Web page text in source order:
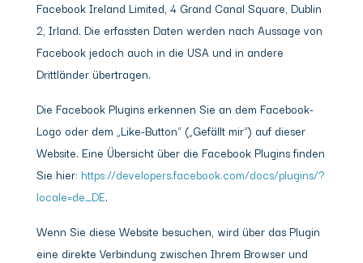
Facebook Ireland Limited, 4 Grand Canal Square, Dublin
2, Irland. Die erfassten Daten werden nach Aussage von
Facebook jedoch auch in die USA und in andere
Drittländer übertragen.
Die Facebook Plugins erkennen Sie an dem Facebook-
Logo oder dem „Like-Button“ („Gefällt mir“) auf dieser
Website. Eine Übersicht über die Facebook Plugins finden
Sie hier: https://developers.facebook.com/docs/plugins/?
locale=de_DE.
Wenn Sie diese Website besuchen, wird über das Plugin
eine direkte Verbindung zwischen Ihrem Browser und